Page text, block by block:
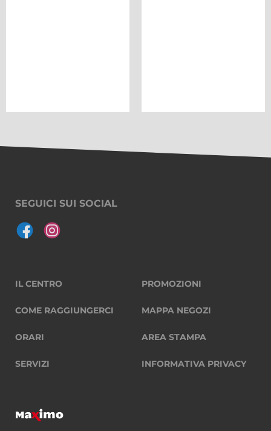
SEGUICI SUI SOCIAL
IL CENTRO
COME RAGGIUNGERCI
ORARI
SERVIZI
PROMOZIONI
MAPPA NEGOZI
AREA STAMPA
INFORMATIVA PRIVACY